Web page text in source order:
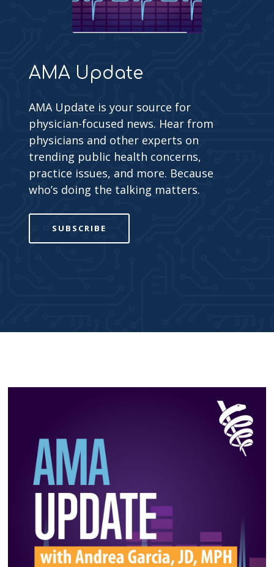
AMA Update
AMA Update is your source for
physician-focused news. Hear from
physicians and other experts on
trending public health concerns,
practice issues, and more. Because
who’s doing the talking matters.
SUBSCRIBE